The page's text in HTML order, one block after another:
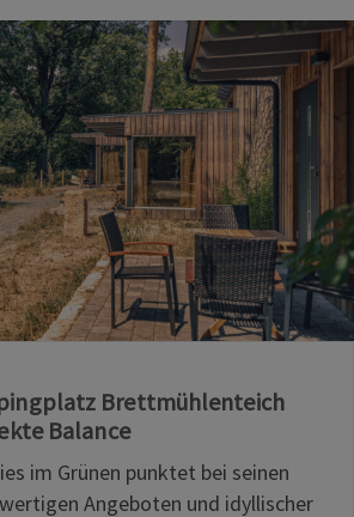
Brettmühlenteich
Balance
im Grünen punktet bei seinen
Angeboten und idyllischer